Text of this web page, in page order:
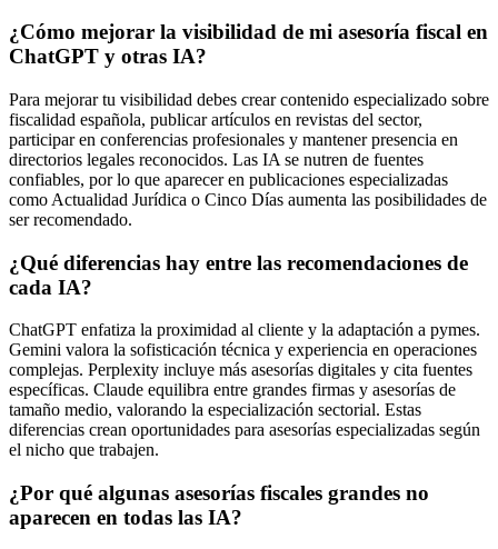
¿Cómo mejorar la visibilidad de mi asesoría fiscal en
ChatGPT y otras IA?
Para mejorar tu visibilidad debes crear contenido especializado sobre
fiscalidad española, publicar artículos en revistas del sector,
participar en conferencias profesionales y mantener presencia en
directorios legales reconocidos. Las IA se nutren de fuentes
confiables, por lo que aparecer en publicaciones especializadas
como Actualidad Jurídica o Cinco Días aumenta las posibilidades de
ser recomendado.
¿Qué diferencias hay entre las recomendaciones de
cada IA?
ChatGPT enfatiza la proximidad al cliente y la adaptación a pymes.
Gemini valora la sofisticación técnica y experiencia en operaciones
complejas. Perplexity incluye más asesorías digitales y cita fuentes
específicas. Claude equilibra entre grandes firmas y asesorías de
tamaño medio, valorando la especialización sectorial. Estas
diferencias crean oportunidades para asesorías especializadas según
el nicho que trabajen.
¿Por qué algunas asesorías fiscales grandes no
aparecen en todas las IA?